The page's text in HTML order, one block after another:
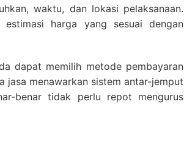
waktu, dan lokasi pelaksanaan.
harga yang sesuai dengan
dapat memilih metode pembayaran
jasa menawarkan sistem antar-jemput
benar tidak perlu repot mengurus